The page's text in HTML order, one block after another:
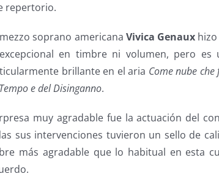
repertorio.
soprano americana Vivica Genaux
en timbre ni volumen, pero es
brillante en el aria Come nube
e del Disinganno.
muy agradable fue la actuación del
sus intervenciones tuvieron un sello de
más agradable que lo habitual en esta